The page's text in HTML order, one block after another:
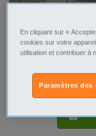
Tel
En cliquant sur «
cookies sur votre
utilisation et contribuer à
Paramètres des